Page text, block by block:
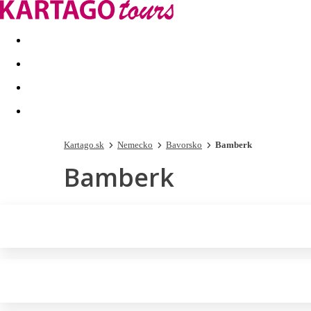
Last minute Dovolenkové kluby
Kartago.sk Nemecko Bavorsko Bamberk
Bamberk